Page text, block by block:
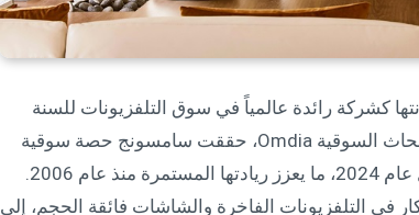
كشركة رائدة عالمياً في سوق التلفزيونات للسنة
التاسعة عشرة على التوالي. ووفقاً لتقرير شركة الأبحاث السوقية Omdia، حققت سامسونج حصة سوقية
بلغت 28.3% في السوق العالمي للتلفزيونات خلال عام 2024، ما يعزز ريادتها المستمرة منذ عام 2006.
في التلفزيونات الفاخرة والشاشات فائقة الحجم، إلى